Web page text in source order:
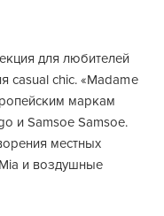
для любителей
casual chic. «Madame
маркам
и Samsoe Samsoe.
местных
и воздушные